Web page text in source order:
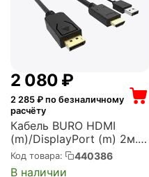
2 080 ₽
2 285 ₽ по безналичному
расчёту
Кабель BURO HDMI
(m)/DisplayPort (m) 2м.
позолоч.конт. черный
(HDMI-DP-2M)
Код товара: 440386
В наличии